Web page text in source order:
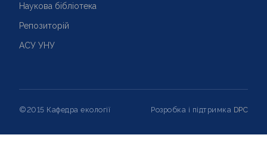
Наукова бібліотека
Репозиторій
АСУ УНУ
©2015 Кафедра екології Розробка і підтримка DPC